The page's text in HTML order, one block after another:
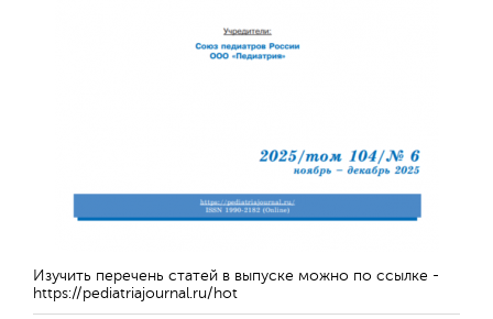
Изучить перечень статей в выпуске можно по ссылке -
https://pediatriajournal.ru/hot
Отправить